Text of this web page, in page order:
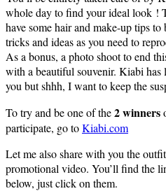
whole day to find your ideal look !
have some hair and make-up tips
tricks and ideas as you need to
As a bonus, a photo shoot to end
with a beautiful souvenir. Kiabi has
you but shhh, I want to keep the
To try and be one of the2 winners
participate, go toKiabi.com
Let me also share with you the
promotional video. You’ll find the
below, just click on them.